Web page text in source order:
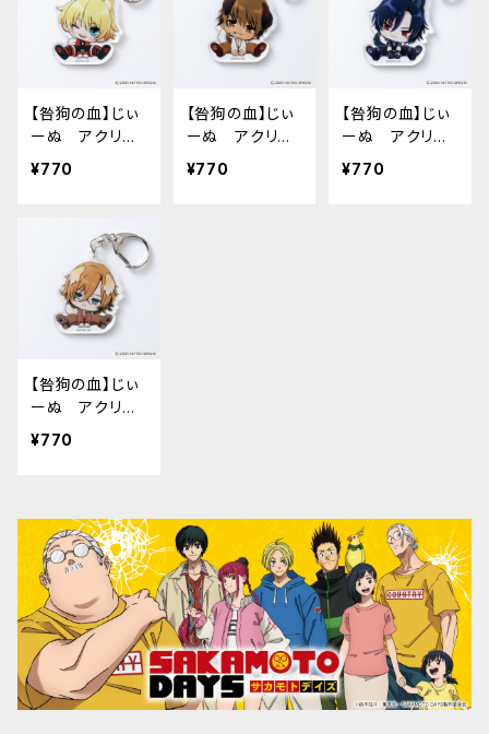
【咎狗の血】じぃ
ーぬ アクリル
キーホルダー（リ
¥770
【咎狗の血】じぃ
ーぬ アクリル
キーホルダー
¥770
【咎狗の血】じぃ
ーぬ アクリル
キーホルダー
¥770
【咎狗の血】じぃ
ーぬ アクリル
キーホルダー
¥770